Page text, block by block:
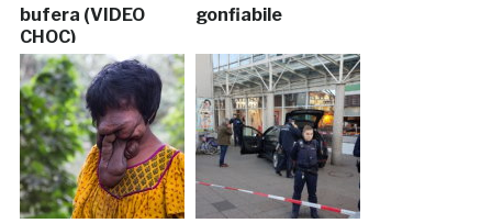
bufera (VIDEO
CHOC)
gonfiabile